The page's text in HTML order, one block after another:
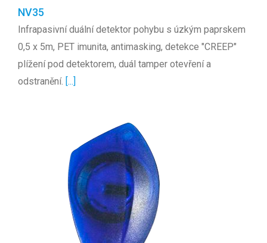
NV35
Infrapasivní duální detektor pohybu s úzkým paprskem
0,5 x 5m, PET imunita, antimasking, detekce "CREEP"
plížení pod detektorem, duál tamper otevření a
odstranění. [...]